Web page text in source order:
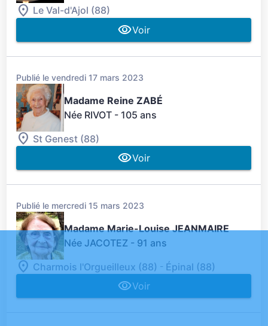
Le Val-d'Ajol (88)
Voir
Publié le vendredi 17 mars 2023
Madame Reine ZABÉ
Née RIVOT - 105 ans
St Genest (88)
Voir
Publié le mercredi 15 mars 2023
Madame Marie-Louise JEANMAIRE
Née JACOTEZ - 91 ans
Charmois l'Orgueilleux (88) - Épinal (88)
Voir